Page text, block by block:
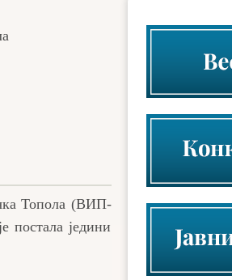
Топола (ВИП-
постала једини